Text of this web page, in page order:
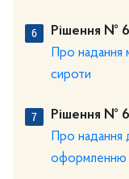
Рішення №
Про надання
сироти
Рішення №
Про надання
оформленню